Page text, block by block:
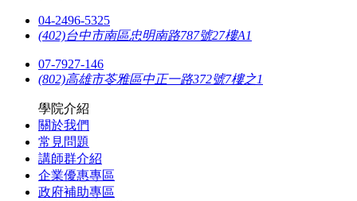
04-2496-5325
(402)台中市南區忠明南路787號27樓A1
07-7927-146
(802)高雄市苓雅區中正一路372號7樓之1
學院介紹
關於我們
常見問題
講師群介紹
企業優惠專區
政府補助專區